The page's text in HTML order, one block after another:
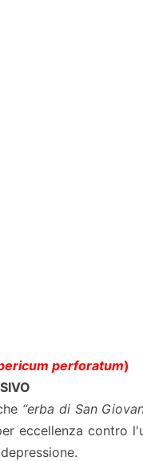
perforatum)
“erba di San
eccellenza contro